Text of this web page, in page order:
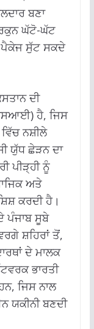
ਬਣਾ
ਘੱਟੋ-ਘੱਟ
ਪੈਕੇਜ ਸੁੱਟ ਸਕਦੇ
ਦੀ
ਹੈ, ਜਿਸ
ਨਸ਼ੀਲੇ
ਯੁੱਧ ਛੇੜਨ ਦਾ
ਪੀੜ੍ਹੀ ਨੂੰ
ਅਤੇ
ਕਰਦੀ ਹੈ।
ਪੰਜਾਬ ਸੂਬੇ
ਸ਼ਹਿਰਾਂ ਤੋਂ,
ਦੇ ਮਾਲਕ
ਭਾਰਤੀ
ਜਿਸ ਨਾਲ
ਯਕੀਨੀ ਬਣਦੀ